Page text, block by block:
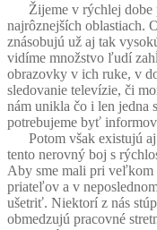
Žijeme v rýchlej dobe
najrôznejších oblastiach.
znásobujú už aj tak
vidíme množstvo ľudí
obrazovky v ich ruke, v
sledovanie televízie, či
nám unikla čo i len jedna
potrebujeme byť
Potom však existujú aj
tento nerovný boj s
Aby sme mali pri veľkom
priateľov a v
ušetriť. Niektorí z nás
obmedzujú pracovné